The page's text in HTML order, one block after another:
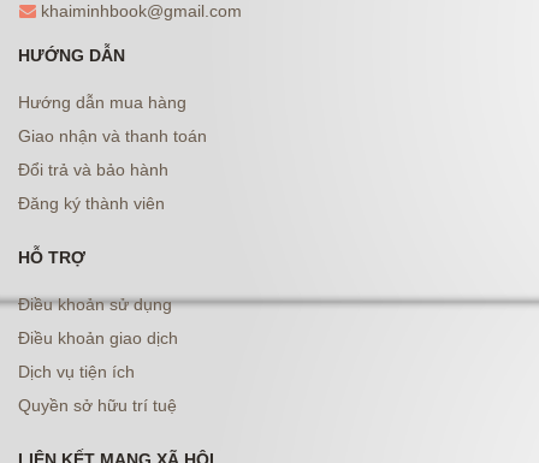
khaiminhbook@gmail.com
HƯỚNG DẪN
Hướng dẫn mua hàng
Giao nhận và thanh toán
Đổi trả và bảo hành
Đăng ký thành viên
HỖ TRỢ
Điều khoản sử dụng
Điều khoản giao dịch
Dịch vụ tiện ích
Quyền sở hữu trí tuệ